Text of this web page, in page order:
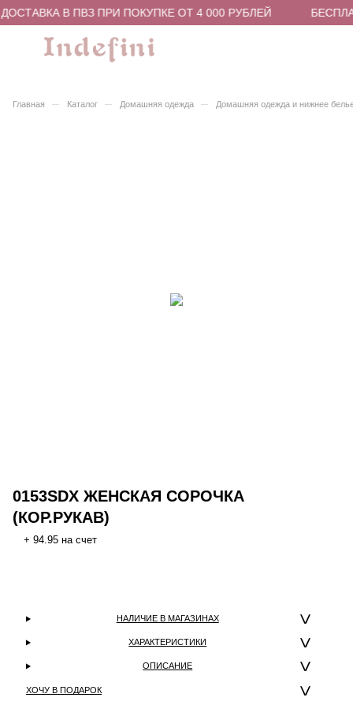
В ПВЗ ПРИ ПОКУПКЕ ОТ 4 000 РУБЛЕЙ
Главная – Каталог – Домашняя одежда – Домашняя одежда и нижнее
0153SDX ЖЕНСКАЯ СОРОЧКА
(КОР.РУКАВ)
+ 94.95 на счет
НАЛИЧИЕ В МАГАЗИНАХ
ХАРАКТЕРИСТИКИ
ОПИСАНИЕ
ХОЧУ В ПОДАРОК